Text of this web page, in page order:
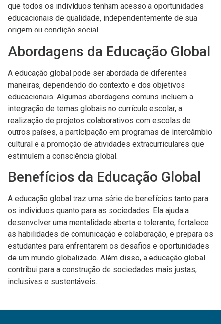
que todos os indivíduos tenham acesso a oportunidades
educacionais de qualidade, independentemente de sua
origem ou condição social.
Abordagens da Educação Global
A educação global pode ser abordada de diferentes
maneiras, dependendo do contexto e dos objetivos
educacionais. Algumas abordagens comuns incluem a
integração de temas globais no currículo escolar, a
realização de projetos colaborativos com escolas de
outros países, a participação em programas de intercâmbio
cultural e a promoção de atividades extracurriculares que
estimulem a consciência global.
Benefícios da Educação Global
A educação global traz uma série de benefícios tanto para
os indivíduos quanto para as sociedades. Ela ajuda a
desenvolver uma mentalidade aberta e tolerante, fortalece
as habilidades de comunicação e colaboração, e prepara os
estudantes para enfrentarem os desafios e oportunidades
de um mundo globalizado. Além disso, a educação global
contribui para a construção de sociedades mais justas,
inclusivas e sustentáveis.